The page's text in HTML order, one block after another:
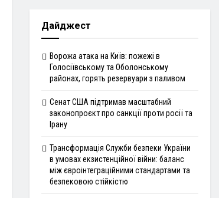
Дайджест
Ворожа атака на Київ: пожежі в
Голосіївському та Оболонському
районах, горять резервуари з паливом
Сенат США підтримав масштабний
законопроєкт про санкції проти росії та
Ірану
Трансформація Служби безпеки України
в умовах екзистенційної війни: баланс
між євроінтеграційними стандартами та
безпековою стійкістю